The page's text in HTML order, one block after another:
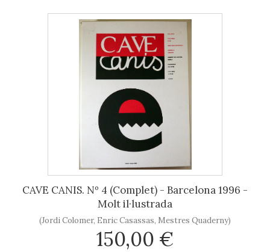
CAVE CANIS. Nº 4 (Complet) - Barcelona 1996 -
Molt il·lustrada
(Jordi Colomer, Enric Casassas, Mestres Quaderny)
150,00 €